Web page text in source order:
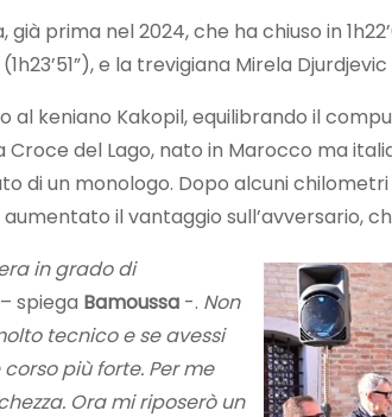
prima nel 2024, che ha chiuso in
e la trevigiana Mirela Djurdjevic
keniano Kakopil, equilibrando il
del Lago, nato in Marocco ma
di un monologo. Dopo alcuni
il vantaggio sull’avversario,
in grado di
spiega Bamoussa -. Non
tecnico e se avessi
più forte. Per me
Ora mi riposerò un